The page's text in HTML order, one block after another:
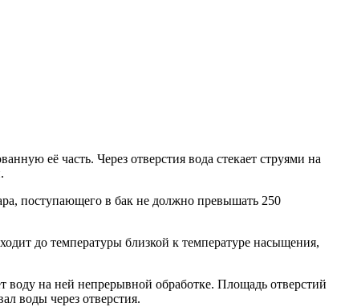
её часть. Через отверстия вода стекает струями на
поступающего в бак не должно превышать 250
до температуры близкой к температуре насыщения,
воду на ней непрерывной обработке. Площадь отверстий
воды через отверстия.